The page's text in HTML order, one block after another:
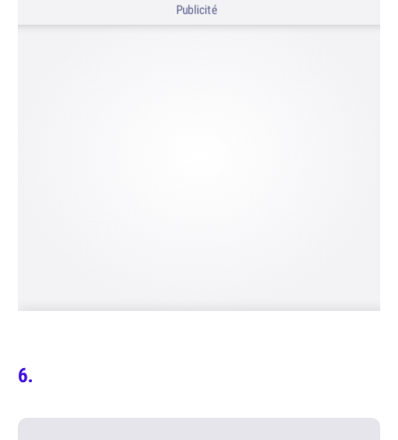
Publicité